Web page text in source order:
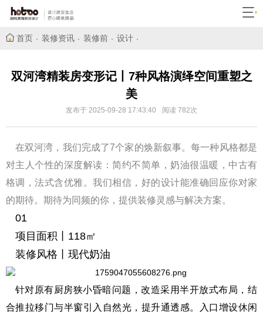
首页 装修资讯 装修前 设计
双河湾精装房变形记丨7种风格演绎空间重塑之
美
发布于 2025-09-28 17:43:40 阅读 782次
在双河湾，我们完成了7个家的焕新叙事。每一种风格都是
对主人个性的深度解读：简约不简单，奶油很温暖，中古有
格调，法式含优雅。我们相信，好的设计能准确回应你对家
的期待。期待为同频的你，提供装修灵感与解决方案。
01
项目面积丨118㎡
装修风格丨现代奶油
针对原有厨房狭小昏暗问题，改造采用半开放式布局，结
合推拉移门与半窗引入自然光，提升通透感。入口增设休闲